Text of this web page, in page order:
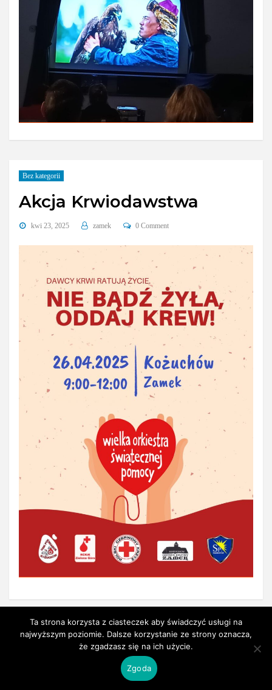
Bez kategorii
Akcja Krwiodawstwa
kwi 23, 2025 zamek 0 Comment
Bez kategorii
Wyniki Konkursu
„Tradycyjna Palma
Ta strona korzysta z ciasteczek aby świadczyć usługi na
najwyższym poziomie. Dalsze korzystanie ze strony oznacza,
że zgadzasz się na ich użycie.
Zgoda